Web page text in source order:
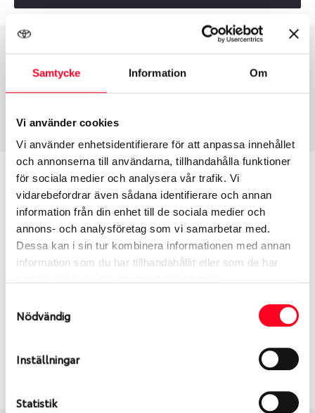
Samtycke Information Om
Vi använder cookies
Vi använder enhetsidentifierare för att anpassa innehållet
och annonserna till användarna, tillhandahålla funktioner
för sociala medier och analysera vår trafik. Vi
vidarebefordrar även sådana identifierare och annan
information från din enhet till de sociala medier och
annons- och analysföretag som vi samarbetar med.
Dessa kan i sin tur kombinera informationen med annan
information som du har tillhandahållit eller som de har
Nödvändig
Inställningar
Statistik
Däcktyp
Sommar
Däckstorlek
3723
Passar detta däck min bil?
Ange registreringsnummer för att se om det däck
du valt passar din bilmodell. Om du köper däck som
skall sättas på dina befintliga fälgar, se till att kolla
en extra gång så att däck och fälg har samma
bilen hade ut från fabrik.
S Sök